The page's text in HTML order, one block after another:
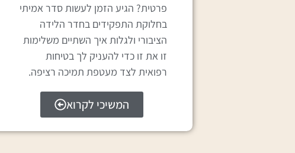
פרטית? הגיע הזמן לעשות סדר אמיתי
בחלוקת התפקידים בחדר הלידה
הציבורי ולגלות איך השתיים משלימות
זו את זו כדי להעניק לך בטיחות
רפואית לצד מעטפת תמיכה רציפה.
המשיכי לקרוא